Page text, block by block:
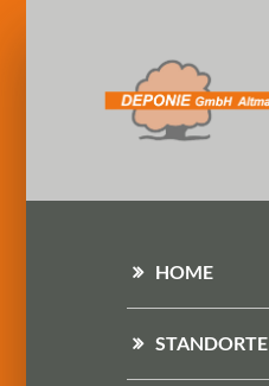
HOME
STANDORTE